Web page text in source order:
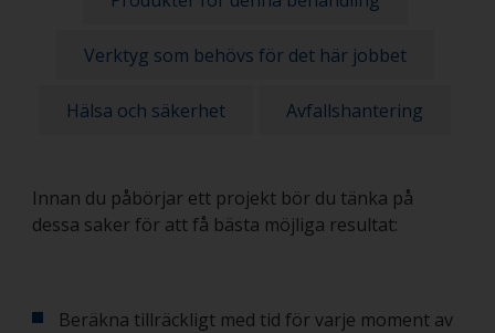
Verktyg som behövs för det här jobbet
Hälsa och säkerhet Avfallshantering
Innan du påbörjar ett projekt bör du tänka på
dessa saker för att få bästa möjliga resultat:
Beräkna tillräckligt med tid för varje moment av